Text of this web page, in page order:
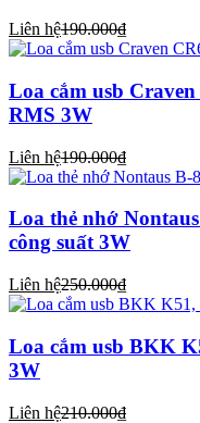
Liên hệ190.000₫
Loa cắm usb
RMS 3W
Liên hệ190.000₫
Loa thẻ nhớ
công suất 3W
Liên hệ250.000₫
Loa cắm usb BKK
3W
Liên hệ210.000₫